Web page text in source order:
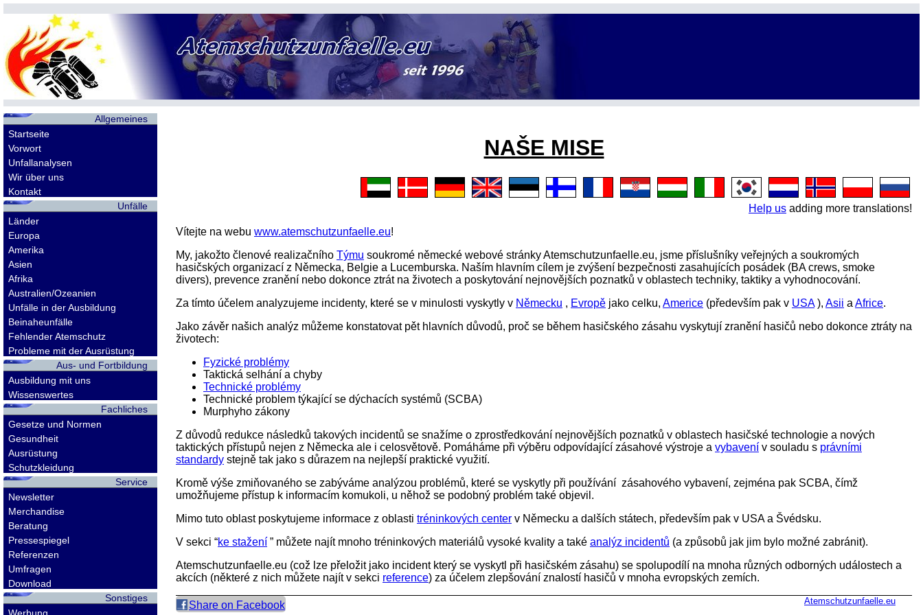
Allgemeines
Startseite
Vorwort
Unfallanalysen
Wir über uns
Kontakt
Unfälle
Länder
Europa
Amerika
Asien
Afrika
Australien/Ozeanien
Unfälle in der Ausbildung
Beinaheunfälle
Fehlender Atemschutz
Probleme mit der Ausrüstung
Aus- und Fortbildung
Ausbildung mit uns
Wissenswertes
Fachliches
Gesetze und Normen
Gesundheit
Ausrüstung
Schutzkleidung
Service
Newsletter
Merchandise
Beratung
Pressespiegel
Referenzen
Umfragen
Download
Sonstiges
NAŠE MISE
Help us adding more translations!
Vítejte na webu www.atemschutzunfaelle.eu!
My, jakožto členové realizačního Týmu soukromé německé webové stránky Atemschutzunfaelle.eu, jsme příslušníky veřejných a soukromých
hasičských organizací z Německa, Belgie a Lucemburska. Naším hlavním cílem je zvýšení bezpečnosti zasahujících posádek (BA crews, smoke
divers), prevence zranění nebo dokonce ztrát na životech a poskytování nejnovějších poznatků v oblastech techniky, taktiky a vyhodnocování.
Za tímto účelem analyzujeme incidenty, které se v minulosti vyskytly v Německu , Evropě jako celku, Americe (především pak v USA), Asii aAfrice.
Jako závěr našich analýz můžeme konstatovat pět hlavních důvodů, proč se během hasičského zásahu vyskytují zranění hasičů nebo dokonce ztráty na
životech:
Fyzické problémy
Taktická selhání a chyby
Technické problémy
Technické problem týkající se dýchacích systémů (SCBA)
Murphyho zákony
Z důvodů redukce následků takových incidentů se snažíme o zprostředkování nejnovějších poznatků v oblastech hasičské technologie a nových
taktických přístupů nejen z Německa ale i celosvětově. Pomáháme při výběru odpovídající zásahové výstroje a vybavení v souladu s právními
standardy stejně tak jako s důrazem na nejlepší praktické využití.
Kromě výše zmiňovaného se zabýváme analýzou problémů, které se vyskytly při používání zásahového vybavení, zejména pak SCBA, čímž
umožňujeme přístup k informacím komukoli, u něhož se podobný problém také objevil.
Mimo tuto oblast poskytujeme informace z oblasti tréninkových center v Německu a dalších státech, především pak v USA a Švédsku.
V sekci “ke stažení ” můžete najít mnoho tréninkových materiálů vysoké kvality a také analýz incidentů (a způsobů jak jim bylo možné zabránit).
Atemschutzunfaelle.eu (což lze přeložit jako incident který se vyskytl při hasičském zásahu) se spolupodílí na mnoha různých odborných událostech a
akcích (některé z nich můžete najít v sekci reference) za účelem zlepšování znalostí hasičů v mnoha evropských zemích.
Share on Facebook Atemschutzunfaelle.eu